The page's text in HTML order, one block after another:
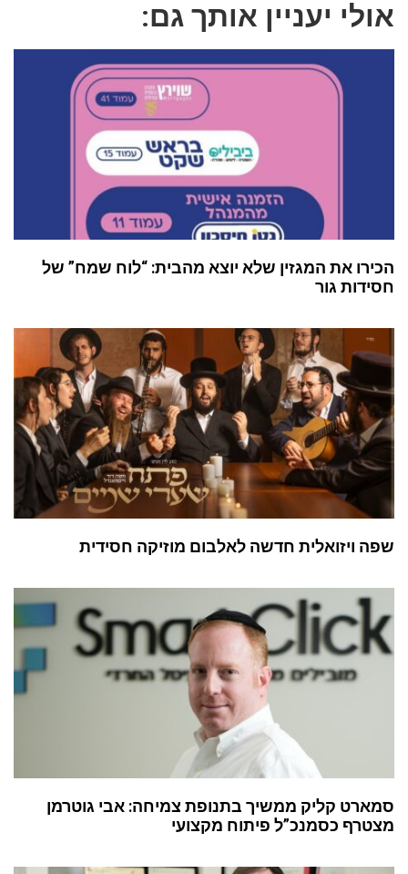
אולי יעניין אותך גם:
הכירו את המגזין שלא יוצא מהבית: “לוח שמח” של
חסידות גור
שפה ויזואלית חדשה לאלבום מוזיקה חסידית
סמארט קליק ממשיך בתנופת צמיחה: אבי גוטרמן
מצטרף כסמנכ”ל פיתוח מקצועי